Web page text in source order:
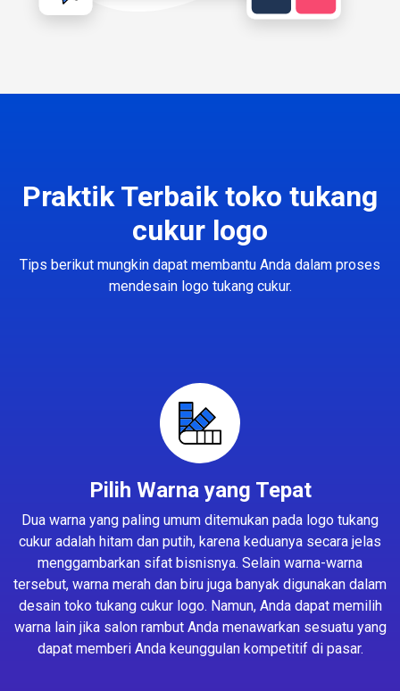
Praktik Terbaik toko tukang
cukur logo
Tips berikut mungkin dapat membantu Anda dalam proses
mendesain logo tukang cukur.
Pilih Warna yang Tepat
Dua warna yang paling umum ditemukan pada logo tukang
cukur adalah hitam dan putih, karena keduanya secara jelas
menggambarkan sifat bisnisnya. Selain warna-warna
tersebut, warna merah dan biru juga banyak digunakan dalam
desain toko tukang cukur logo. Namun, Anda dapat memilih
warna lain jika salon rambut Anda menawarkan sesuatu yang
dapat memberi Anda keunggulan kompetitif di pasar.